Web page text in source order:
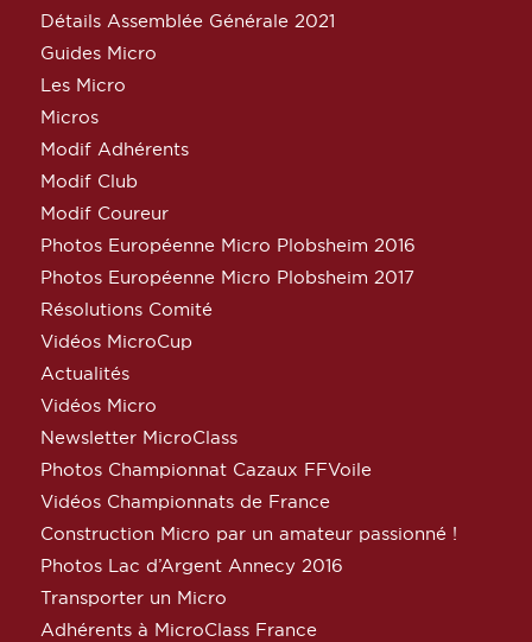
Détails Assemblée Générale 2021
Guides Micro
Les Micro
Micros
Modif Adhérents
Modif Club
Modif Coureur
Photos Européenne Micro Plobsheim 2016
Photos Européenne Micro Plobsheim 2017
Résolutions Comité
Vidéos MicroCup
Actualités
Vidéos Micro
Newsletter MicroClass
Photos Championnat Cazaux FFVoile
Vidéos Championnats de France
Construction Micro par un amateur passionné !
Photos Lac d’Argent Annecy 2016
Transporter un Micro
Adhérents à MicroClass France